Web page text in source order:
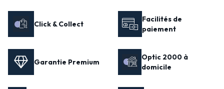
Click & Collect
Facilités de
paiement
Garantie Premium
Optic 2000 à
domicile